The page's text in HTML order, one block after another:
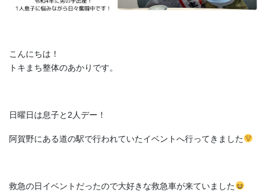
こんにちは！
トキまち整体のあかりです。
日曜日は息子と2人デー！
阿賀野にある道の駅で行われていたイベントへ行ってきました
救急の日イベントだったので大好きな救急車が来ていました